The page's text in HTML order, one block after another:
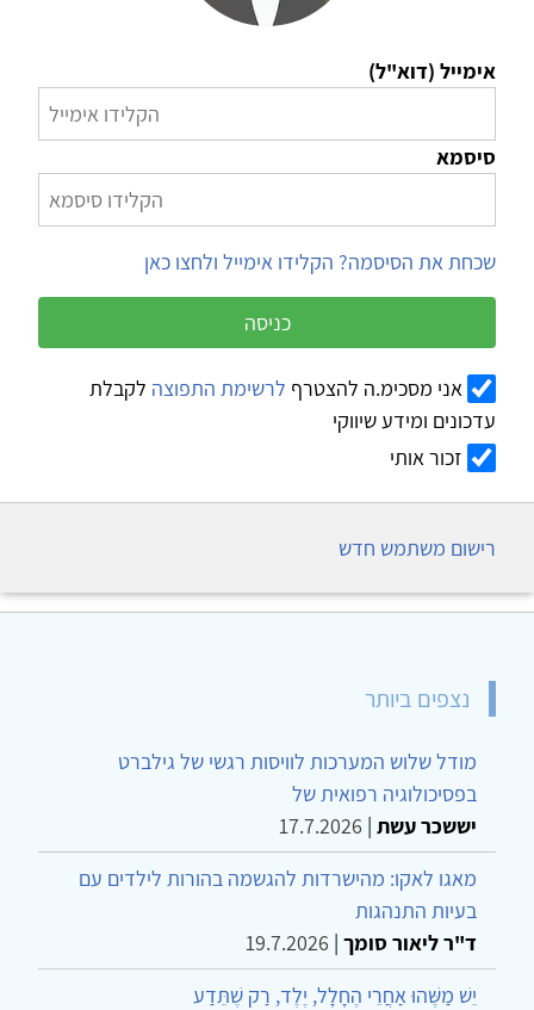
אימייל (דוא"ל)
סיסמא
שכחת את הסיסמה? הקלידו אימייל ולחצו כאן
כניסה
אני מסכימ.ה להצטרף לרשימת התפוצה לקבלת
עדכונים ומידע שיווקי
זכור אותי
רישום משתמש חדש
נצפים ביותר
מודל שלוש המערכות לוויסות רגשי של גילברט
בפסיכולוגיה רפואית של
יששכר עשת |
17.7.2026
מאגו לאקו: מהישרדות להגשמה בהורות לילדים עם
בעיות התנהגות
ד"ר ליאור סומך |
19.7.2026
יֵשׁ מַשֶּׁהוּ אַחֲרֵי הֶחָלָל, יֶלֶד, רַק שֶׁתֵּדַע